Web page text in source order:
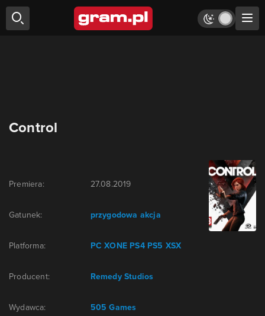
Control
Premiera: 27.08.2019
Gatunek: przygodowa akcja
Platforma: PC XONE PS4 PS5 XSX
Producent: Remedy Studios
Wydawca: 505 Games